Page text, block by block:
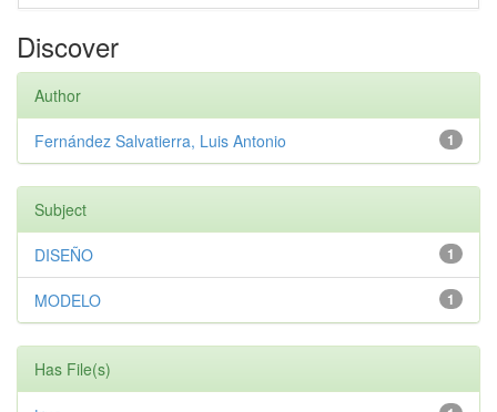
Discover
Author
1
Fernández Salvatierra, Luis Antonio
Subject
1
DISEÑO
1
MODELO
Has File(s)